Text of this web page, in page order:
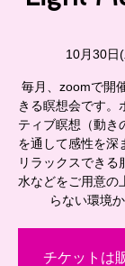
10月30日
毎月、zoomで開
きる瞑想会です。
ティブ瞑想（動き
を通して感性を深
リラックスできる
水などをご用意の
らない環境
チケットは